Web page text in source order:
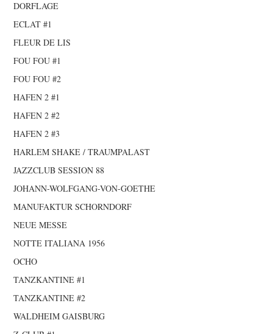
DORFLAGE
ECLAT #1
FLEUR DE LIS
FOU FOU #1
FOU FOU #2
HAFEN 2 #1
HAFEN 2 #2
HAFEN 2 #3
HARLEM SHAKE / TRAUMPALAST
JAZZCLUB SESSION 88
JOHANN-WOLFGANG-VON-GOETHE
MANUFAKTUR SCHORNDORF
NEUE MESSE
NOTTE ITALIANA 1956
OCHO
TANZKANTINE #1
TANZKANTINE #2
WALDHEIM GAISBURG